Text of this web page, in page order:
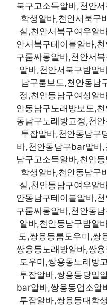
북구고소득알바,천안
학생알바,천안서북구
실,천안서북구여우알
안서북구테이블알바,
구룸싸롱알바,천안서
알바,천안서북구밤알
남구룸보도,천안동남
정,천안동남구여성알
안동남구노래방보도,
동남구노래방고정,천
투잡알바,천안동남구
바,천안동남구bar알바
남구고소득알바,천안
학생알바,천안동남구
실,천안동남구여우알
안동남구테이블알바,
구룸싸롱알바,천안동
알바,천안동남구밤알
도,쌍용동룸도우미,쌍
쌍용동노래방알바,쌍
도우미,쌍용동노래방
투잡알바,쌍용동당일
bar알바,쌍용동업소알
투잡알바,쌍용동대학